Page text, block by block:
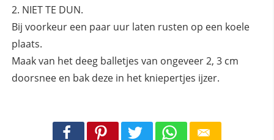
NIET TE DUN.
Bij voorkeur een paar uur laten rusten op een koele
plaats.
Maak van het deeg balletjes van ongeveer 2, 3 cm
doorsnee en bak deze in het kniepertjes ijzer.